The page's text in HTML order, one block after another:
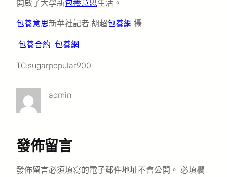
開啟了大學新包養意思生活。
包養意思新華社記者 胡超包養網 攝
包養合約 包養網
TC:sugarpopular900
admin
發佈留言
發佈留言必須填寫的電子郵件地址不會公開。 必填欄